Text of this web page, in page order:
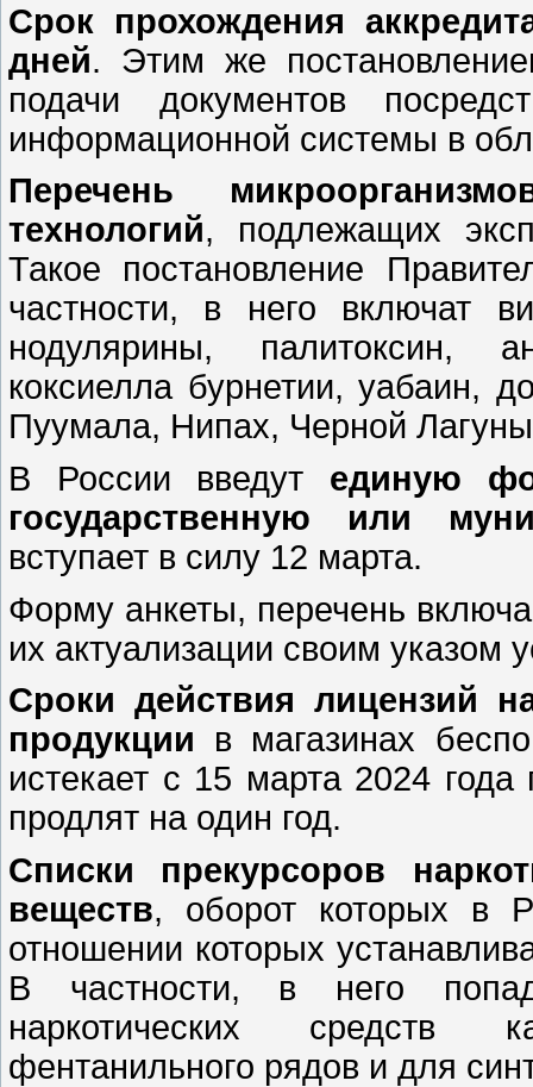
Срок прохождения
дней. Этим же
подачи документов
информационной системы в
Перечень
технологий, подлежащих
Такое постановление
частности, в него включат
нодулярины, палитоксин,
коксиелла бурнетии, уабаин,
Пуумала, Нипах, Черной
В России введут единую
государственную или
вступает в силу 12 марта.
Форму анкеты, перечень
их актуализации своим указом
Сроки действия лицензий
продукции в магазинах
истекает с 15 марта 2024
продлят на один год.
Списки прекурсоров
веществ, оборот которых в
отношении которых
В частности, в него
наркотических средств
фентанильного рядов и для